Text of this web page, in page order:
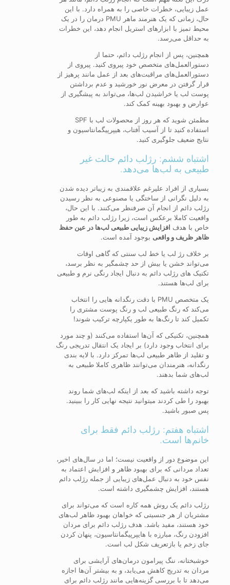
عمل زیبایی، خطرات خاصی را به همراه دارد. با این
حال، زمانی که یک هنرمند ماهر PMU درمان را در یک
محیط تمیز با ابزارهای استریل انجام دهد، این خطرات
به حداقل می‌رسد.
همچنین، پس از انجام رژلب دائم، حتما از
دستورالعمل‌های متخصص خود پیروی کنید. پیروی از
دستورالعمل‌های مراقبت‌های بعد از عمل مانند پرهیز از
قرار گرفتن در معرض نور خورشید و عدم برداشتن
پوست لب یا خراشیدن لب‌ها، می‌تواند به پیشگیری از
عوارض و بهبود بهینه کمک کند.
مطمئن شوید که هر روز از محصولات لب با SPF
استفاده کنید تا از آسیب آفتاب، هیپرپیگمانتاسیون و
نتایج ضعیف جلوگیری کنید.
اشتباه ششم: رژلب دائم حالت غیر
طبیعی به لب‌ها می‌دهد.
بسیاری از افراد علیرغم علاقمندی به زیباتر دیده شدن
به دلیل نگرانی از ساختگی یا مصنوعی به نظر رسیدن
رژلب دائم از انجام آن صرفنظر می‌کنند. با این حال،
واقعیت کاملا برعکس است، زیرا رژلب دائم به طور
خاص با هدف افزایش زیبایی طبیعی لب‌ها در عین حفظ
ظاهر ظریف و واقعی بوجود آمده است.
بر خلاف رژ لب یا خط لب سنتی که گاهی اوقات
می‌تواند خشن یا بیش از حد چشمگیر به نظر برسد،
تکنیک های رژلب دائم به دنبال ایجاد رنگی نرم و طبیعی
برای لب‌ها هستند.
یک متخصص PMU با دقت رنگدانه هایی را انتخاب
می‌کند که رنگ طبیعی لب و رنگ پوست مشتری را
تکمیل کند تا رنگ‌ها به طور یکپارچه ترکیب شوند!
همچنین، تکنیکی که آن‌ها استفاده می‌کنند (و چند مورد
برای انتخاب وجود دارد) بر ایجاد یک انتقال تدریجی رنگ
و تقلید از ظاهر طبیعی لب‌ها تمرکز دارد. با لایه بندی
رنگدانه، هنرمندان می‌توانند ظاهری کاملا طبیعی به
لب‌های شما بدهند.
توجه داشته باشید که بعد از اینکه لب‌های شما روند
بهبود را طی کردند میتوانید نتیجه نهایی کار را ببینید.
پس صبور باشید.
اشتباه هفتم: رژلب دائم فقط برای
خانم‌ها است.
این موضوع دور از واقعیت نیست؛ اما در سال‌های اخیر،
تعداد مردانی که برای بهبود ظاهر و افزایش اعتماد به
نفس خود به دنبال عمل‌های زیبایی از جمله رژلب دائم
هستند، افزایش چشمگیری داشته است.
رژلب دائم یک روش همه کاره است که می‌تواند برای
مشتریان از هر جنسیتی که خواهان بهبود ظاهر لب‌های
خود هستند، مفید باشد. هدف رژلب دائم برای مردان
افزودن رنگ، مبارزه با هایپرپیگمانتاسیون، پنهان کردن
جای زخم یا بازتعریف شکل لب است.
خوشبختانه، ننگ پیرامون درمان‌های آرایشی برای
مردان به تدریج کاهش می‌یابد، و به بیشتر آن‌ها اجازه
می‌دهد تا با بررسی گزینه‌هایی مانند رژلب دائم برای